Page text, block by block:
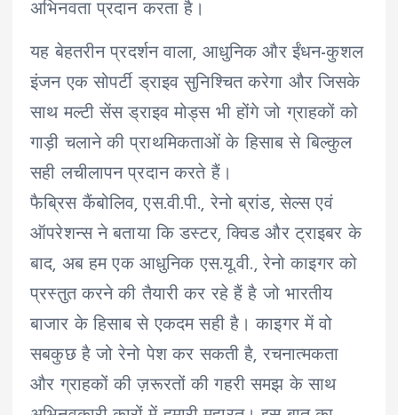
अभिनवता प्रदान करता है।
यह बेहतरीन प्रदर्शन वाला, आधुनिक और ईंधन-कुशल
इंजन एक सोपर्टी ड्राइव सुनिश्चित करेगा और जिसके
साथ मल्टी सेंस ड्राइव मोड्स भी होंगे जो ग्राहकों को
गाड़ी चलाने की प्राथमिकताओं के हिसाब से बिल्कुल
सही लचीलापन प्रदान करते हैं।
फैब्रिस कैंबोलिव, एस.वी.पी., रेनो ब्रांड, सेल्स एवं
ऑपरेशन्स ने बताया कि डस्टर, क्विड और ट्राइबर के
बाद, अब हम एक आधुनिक एस.यू.वी., रेनो काइगर को
प्रस्तुत करने की तैयारी कर रहे हैं है जो भारतीय
बाजार के हिसाब से एकदम सही है। काइगर में वो
सबकुछ है जो रेनो पेश कर सकती है, रचनात्मकता
और ग्राहकों की ज़रूरतों की गहरी समझ के साथ